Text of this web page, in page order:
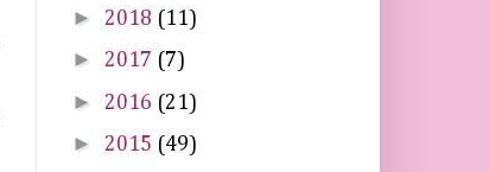
► 2018 (11)
► 2017 (7)
► 2016 (21)
► 2015 (49)